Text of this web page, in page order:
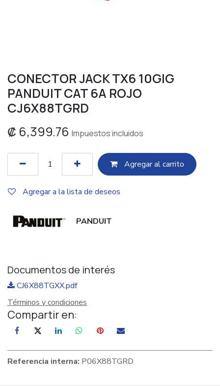
CONECTOR JACK TX6 10GIG
PANDUIT CAT 6A ROJO
CJ6X88TGRD
₡ 6,399.76 Impuestos incluidos
Agregar al c​​arrito
Agregar a la lista de deseos
PANDUIT
Documentos de interés
CJ6X88TGXX.pdf
Términos y condiciones
Compartir en:
Referencia interna: P06X88TGRD